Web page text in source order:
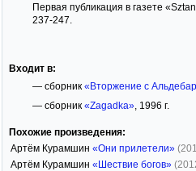
Первая публикация в газете
237-247.
Входит в:
— сборник «Вторжение с
— сборник «Zagadka», 1996 г.
Похожие произведения:
Артём Курамшин «Они прилетели»
Артём Курамшин «Шествие богов»